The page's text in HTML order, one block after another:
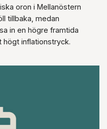
oron i Mellanöstern
tillbaka, medan
in en högre framtida
högt inflationstryck.